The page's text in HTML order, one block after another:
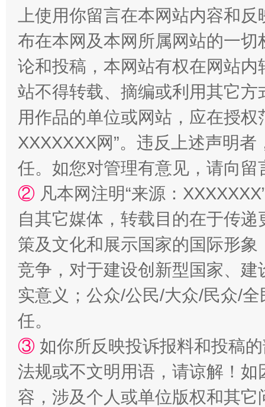
国家大学科技园优化重塑工作
扯下公款旅游的“隐身衣” 如何以
上使用你留言在本网站内容和
布在本网及本网所属网站的一
论和投稿，本网站有权在网站
站不得转载、摘编或利用其它
用作品的单位或网站，应在授
XXXXXXX网”。违反上述声明
任。如您对管理有意见，请向
② 凡本网注明“来源：
自其它媒体，转载目的在于传
策及文化和展示国家的国际形
竞争，对于建设创新型国家、
实意义；公众/公民/大众/民众/
任。
③ 如你所反映投诉报料和投稿
法规或不文明用语，请谅解！
容，涉及个人或单位版权和其它